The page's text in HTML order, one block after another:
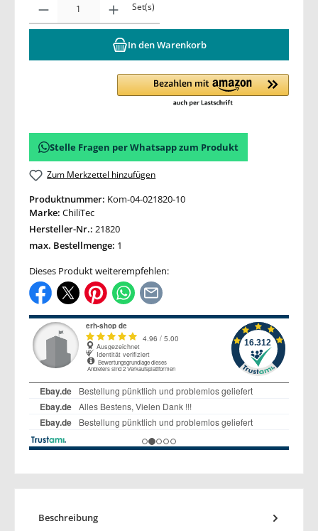
Set(s)
In den Warenkorb
Stelle Fragen per Whatsapp zum Produkt
Zum Merkzettel hinzufügen
Produktnummer: Kom-04-021820-10
Marke: ChiliTec
Hersteller-Nr.: 21820
max. Bestellmenge: 1
Dieses Produkt weiterempfehlen:
Beschreibung